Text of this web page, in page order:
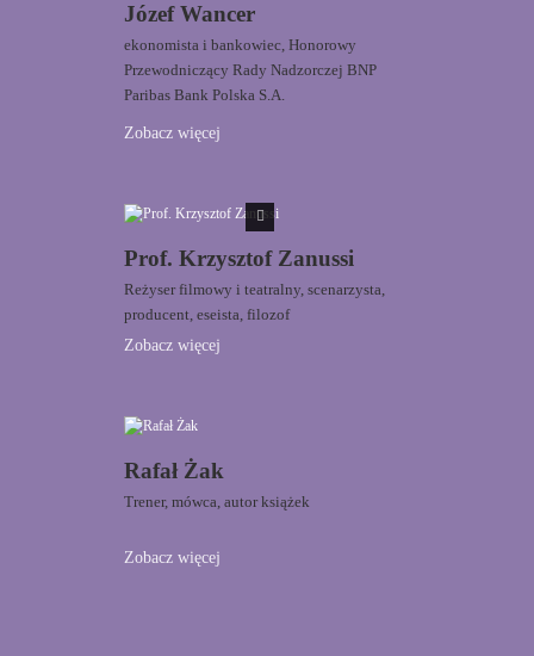
Józef Wancer
ekonomista i bankowiec, Honorowy
Przewodniczący Rady Nadzorczej BNP
Paribas Bank Polska S.A.
Zobacz więcej
Prof. Krzysztof Zanussi
Reżyser filmowy i teatralny, scenarzysta,
producent, eseista, filozof
Zobacz więcej
Rafał Żak
Trener, mówca, autor książek
Zobacz więcej